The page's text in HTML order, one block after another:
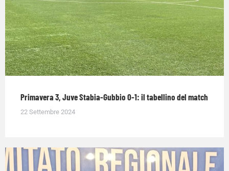
Primavera 3, Juve Stabia-Gubbio 0-1: il tabellino del match
22 Settembre 2024